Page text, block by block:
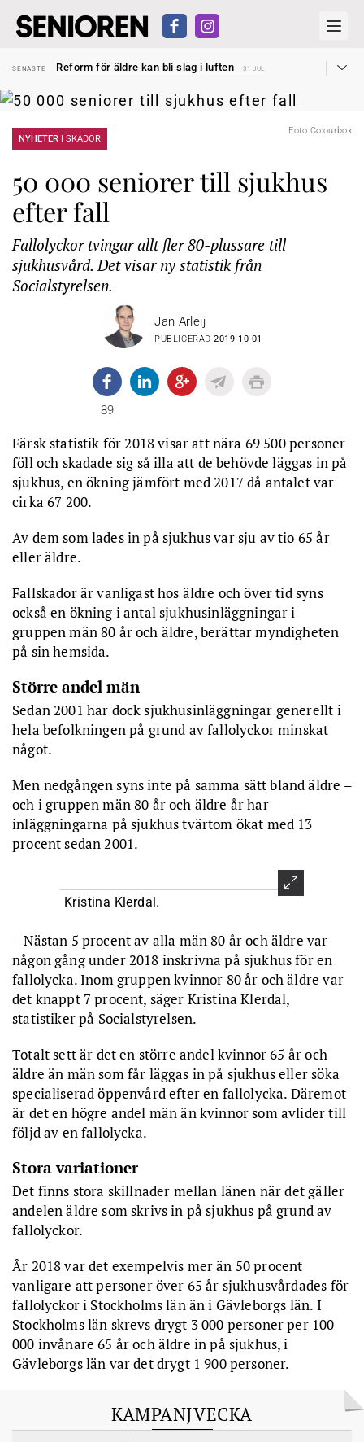
SENASTE
Reform för äldre kan bli slag i luften
31 JUL
SENASTE
Dom öppnar för rätt till garantipension
30 JUL
Snart kan telefonförsäljning förbjudas i Sverige
SENASTE
Liten höjning av garantipensionen
SENASTE
Sven Hagströmer sommarpratar
Foto Colourbox
NYHETER | SKADOR
50 000 seniorer till sjukhus
efter fall
Fallolyckor tvingar allt fler 80-plussare till
sjukhusvård. Det visar ny statistik från
Socialstyrelsen.
Jan Arleij
PUBLICERAD2019-10-01
89
Färsk statistik för 2018 visar att nära 69 500 personer
föll och skadade sig så illa att de behövde läggas in på
sjukhus, en ökning jämfört med 2017 då antalet var
cirka 67 200.
Av dem som lades in på sjukhus var sju av tio 65 år
eller äldre.
Fallskador är vanligast hos äldre och över tid syns
också en ökning i antal sjukhusinläggningar i
gruppen män 80 år och äldre, berättar myndigheten
på sin hemsida.
Större andel män
Sedan 2001 har dock sjukhusinläggningar generellt i
hela befolkningen på grund av fallolyckor minskat
något.
Men nedgången syns inte på samma sätt bland äldre –
och i gruppen män 80 år och äldre år har
inläggningarna på sjukhus tvärtom ökat med 13
procent sedan 2001.
Kristina Klerdal.
– Nästan 5 procent av alla män 80 år och äldre var
någon gång under 2018 inskrivna på sjukhus för en
fallolycka. Inom gruppen kvinnor 80 år och äldre var
det knappt 7 procent, säger Kristina Klerdal,
statistiker på Socialstyrelsen.
Totalt sett är det en större andel kvinnor 65 år och
äldre än män som får läggas in på sjukhus eller söka
specialiserad öppenvård efter en fallolycka. Däremot
är det en högre andel män än kvinnor som avlider till
följd av en fallolycka.
Stora variationer
Det finns stora skillnader mellan länen när det gäller
andelen äldre som skrivs in på sjukhus på grund av
fallolyckor.
År 2018 var det exempelvis mer än 50 procent
vanligare att personer över 65 år sjukhusvårdades för
fallolyckor i Stockholms län än i Gävleborgs län. I
Stockholms län skrevs drygt 3 000 personer per 100
000 invånare 65 år och äldre in på sjukhus, i
Gävleborgs län var det drygt 1 900 personer.
KAMPANJVECKA